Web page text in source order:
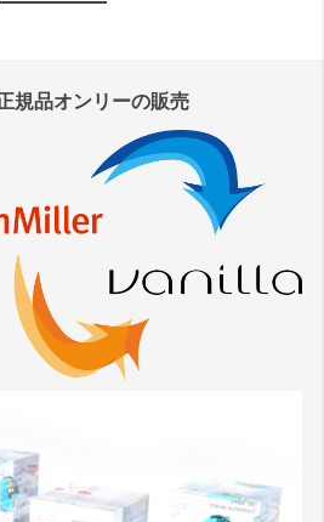
規品オンリーの販売